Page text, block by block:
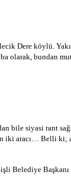
Dere köylü.
bundan
bile siyasi rant
Belli ki;